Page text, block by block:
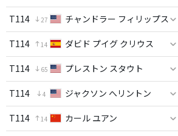
T114 27 チャンドラー フィリップス
T114 14 ダビド プイグ クリウス
T114 65 プレストン スタウト
T114 4 ジャクソン へリントン
T114 14 カール ユアン